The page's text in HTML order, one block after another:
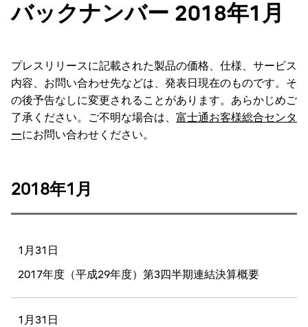
バックナンバー 2018年1月
プレスリリースに記載された製品の価格、仕様、サービス
内容、お問い合わせ先などは、発表日現在のものです。そ
の後予告なしに変更されることがあります。あらかじめご
了承ください。ご不明な場合は、 富士通お客様総合センタ
ーにお問い合わせください。
2018年1月
1月31日
2017年度（平成29年度）第3四半期連結決算概要
1月31日